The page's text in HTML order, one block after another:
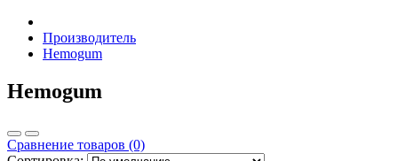
Производитель
Hemogum
Hemogum
Сравнение товаров (0)